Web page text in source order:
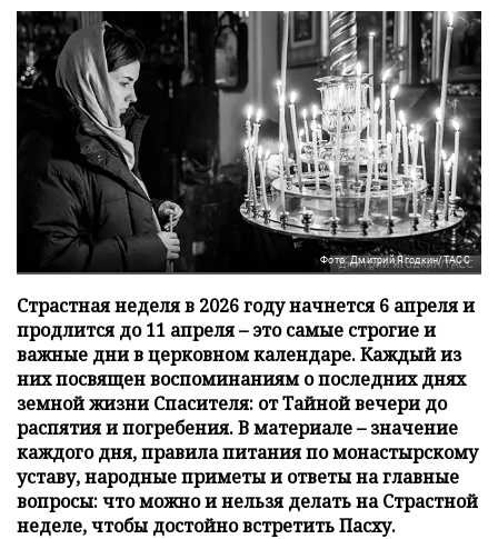
Фото: Дмитрий Ягодкин/ТАСС
Страстная неделя в 2026 году начнется 6 апреля и
продлится до 11 апреля – это самые строгие и
важные дни в церковном календаре. Каждый из
них посвящен воспоминаниям о последних днях
земной жизни Спасителя: от Тайной вечери до
распятия и погребения. В материале – значение
каждого дня, правила питания по монастырскому
уставу, народные приметы и ответы на главные
вопросы: что можно и нельзя делать на Страстной
неделе, чтобы достойно встретить Пасху.